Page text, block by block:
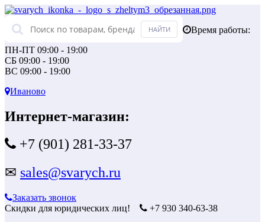
Время работы:
ПН-ПТ 09:00 - 19:00
СБ 09:00 - 19:00
ВС 09:00 - 19:00
Иваново
Интернет-магазин:
+7 (901) 281-33-37
✉ sales@svarych.ru
Заказать звонок
Скидки для юридических лиц!
+7 930 340-63-38